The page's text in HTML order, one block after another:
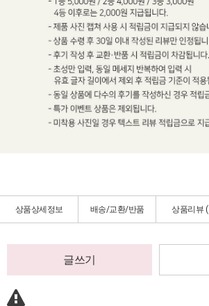
상품상세정보 배송/교환/반품 상품리뷰 (
글쓰기